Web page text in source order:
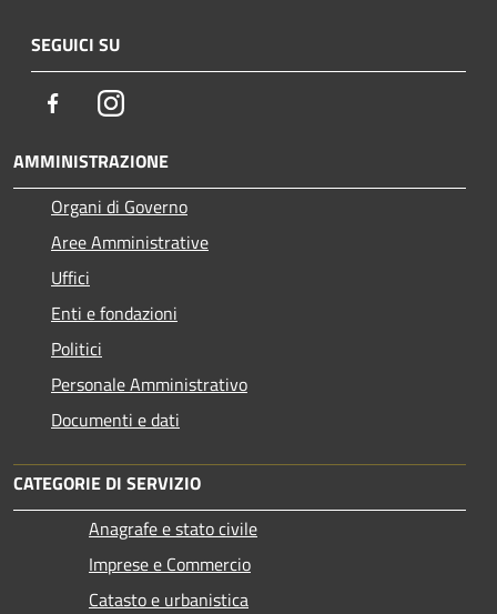
SEGUICI SU
FacebookInstagram
AMMINISTRAZIONE
Organi di Governo
Aree Amministrative
Uffici
Enti e fondazioni
Politici
Personale Amministrativo
Documenti e dati
CATEGORIE DI SERVIZIO
Anagrafe e stato civile
Imprese e Commercio
Catasto e urbanistica